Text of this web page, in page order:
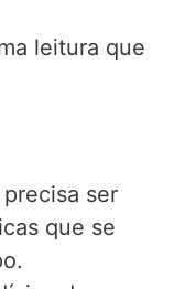
leitura que
ser
que se